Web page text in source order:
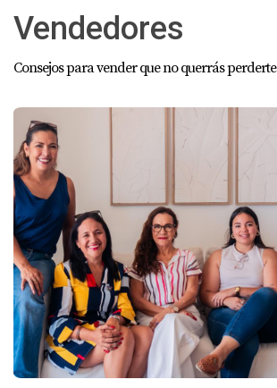
Vendedores
Consejos para vender que no querrás perderte